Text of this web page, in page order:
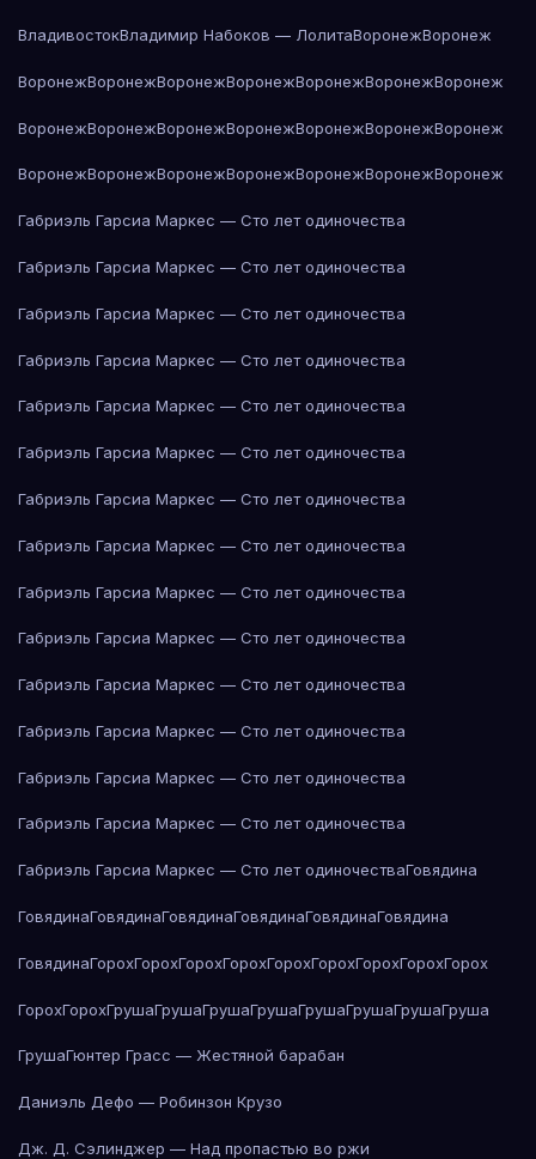
ВладивостокВладимир Набоков — ЛолитаВоронежВоронеж
ВоронежВоронежВоронежВоронежВоронежВоронежВоронеж
ВоронежВоронежВоронежВоронежВоронежВоронежВоронеж
ВоронежВоронежВоронежВоронежВоронежВоронежВоронеж
Габриэль Гарсиа Маркес — Сто лет одиночества
Габриэль Гарсиа Маркес — Сто лет одиночества
Габриэль Гарсиа Маркес — Сто лет одиночества
Габриэль Гарсиа Маркес — Сто лет одиночества
Габриэль Гарсиа Маркес — Сто лет одиночества
Габриэль Гарсиа Маркес — Сто лет одиночества
Габриэль Гарсиа Маркес — Сто лет одиночества
Габриэль Гарсиа Маркес — Сто лет одиночества
Габриэль Гарсиа Маркес — Сто лет одиночества
Габриэль Гарсиа Маркес — Сто лет одиночества
Габриэль Гарсиа Маркес — Сто лет одиночества
Габриэль Гарсиа Маркес — Сто лет одиночества
Габриэль Гарсиа Маркес — Сто лет одиночества
Габриэль Гарсиа Маркес — Сто лет одиночества
Габриэль Гарсиа Маркес — Сто лет одиночестваГовядина
ГовядинаГовядинаГовядинаГовядинаГовядинаГовядина
ГовядинаГорохГорохГорохГорохГорохГорохГорохГорохГорох
ГорохГорохГрушаГрушаГрушаГрушаГрушаГрушаГрушаГруша
ГрушаГюнтер Грасс — Жестяной барабан
Даниэль Дефо — Робинзон Крузо
Дж. Д. Сэлинджер — Над пропастью во ржи